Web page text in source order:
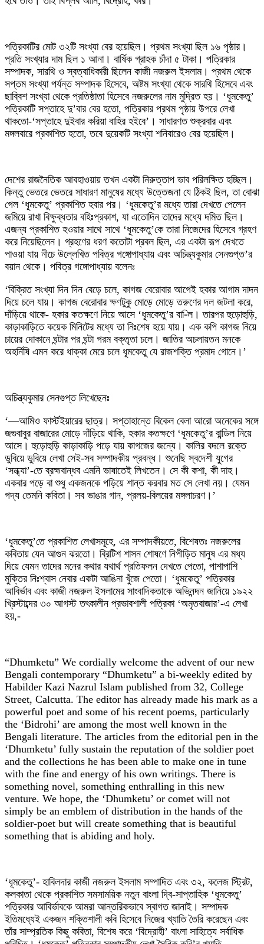
পত্রিকাটির মোট ৩২টি সংখ্যা বের হয়েছিল। প্রথম সংখ্যা ছিল ১৬ পৃষ্ঠার।
প্রতি সংখ্যার দাম ছিল ১ আনা। বার্ষিক গ্রাহক চাঁদা ৫ টাকা। পত্রিকার
সম্পাদক, সারথি ও স্বত্বাধিকারী ছিলেন কাজী নজরুল ইসলাম। প্রথম থেকে
সপ্তম সংখ্যা পর্যন্ত সম্পাদক হিসেবে, অষ্টম সংখ্যা থেকে সারথি হিসেবে এবং
ছাব্বিশ সংখ্যা থেকে প্রতিষ্ঠাতা হিসেবে নজরুলের নাম মুদ্রিত হয়। ‘ধূমকেতু’
পত্রিকাটি সপ্তাহে দু’বার বের হতো, পত্রিকার প্রথম পৃষ্ঠায় উপরে লেখা
থাকতো-‘সপ্তাহে দুইবার করিয়া বাহির হইবে’। সাধারণত শুক্রবার এবং
মঙ্গলবারে প্রকাশিত হতো, তবে দুয়েকটি সংখ্যা শনিবারেও বের হয়েছিল।
দেশের রাজনৈতিক আবহাওয়ায় তখন একটা নিরুত্তাপ ভাব পরিলক্ষিত হচ্ছিল।
কিন্তু ভেতরে ভেতরে সাধারণ মানুষের মধ্যে উত্তেজনা যে ঠিকই ছিল, তা বোঝা
গেল ‘ধূমকেতু’ প্রকাশিত হবার পর। ‘ধূমকেতু’র মধ্যে তারা দেখতে পেলেন
জমিয়ে রাখা বিক্ষুব্ধতার বহিঃপ্রকাশ, যা এতোদিন তাদের মধ্যে দমিত ছিল।
এজন্য প্রকাশিত হওয়ার সাথে সাথে ‘ধূমকেতু’কে তারা নিজেদের হিসেবে গ্রহণ
করে নিয়েছিলেন। গ্রহণের ধরণ কতোটা প্রবল ছিল, এর একটা রূপ দেখতে
পাওয়া যায় নীচে উল্লেখিত পবিত্র গঙ্গোপাধ্যায় এবং অচিন্ত্যকুমার সেনগুপ্ত’র
বয়ান থেকে। পবিত্র গঙ্গোপাধ্যায় বলেনঃ
‘বিক্রিত সংখ্যা দিন দিন বেড়ে চলে, কাগজ বেরোবার আগেই হকার আগাম দাদন
দিয়ে চলে যায়। কাগজ বেরোবার ক্ষণটুকু মোড়ে মোড়ে তরুণের দল জটলা করে,
দাঁড়িয়ে থাকে- হকার কতক্ষণে নিয়ে আসে ‘ধূমকেতু’র বা-িল। তারপর হুড়োহুড়ি,
কাড়াকাড়িতে কয়েক মিনিটের মধ্যে তা নিঃশেষ হয়ে যায়। এক কপি কাগজ নিয়ে
চায়ের দোকানে ঘন্টার পর ঘন্টা গরম বক্তৃতা চলে। জাতির অচলায়তন মনকে
অহর্নিষি এমন করে ধাক্কা মেরে চলে ধূমকেতু যে রাজশক্তি প্রমাদ গোনে।’
অচিন্ত্যকুমার সেনগুপ্ত লিখেছেনঃ
‘—আমিও ফার্স্টইয়ারের ছাত্র। সপ্তাহান্তে বিকেল বেলা আরো অনেকের সঙ্গে
জগুবাবুর বাজারের মোড়ে দাঁড়িয়ে থাকি, হকার কতক্ষণে ‘ধূমকেতু’র বান্ডিল নিয়ে
আসে। হুড়োহুড়ি কাড়াকাড়ি পড়ে যায় কাগজের জন্যে। কালির বদলে রক্তে
ডুবিয়ে ডুবিয়ে লেখা সেই-সব সম্পাদকীয় প্রবন্ধ। শুনেছি স্বদেশী যুগের
‘সন্ধ্যা’-তে ব্রহ্মবান্ধব এমনি ভাষাতেই লিখতেন। সে কী কশা, কী দাহ।
একবার পড়ে বা শুধু একজনকে পড়িয়ে শান্ত করবার মত সে লেখা নয়। যেমন
গদ্য তেমনি কবিতা। সব ভাঙার গান, প্রলয়-বিলয়ের মঙ্গলাচরণ।’
‘ধূমকেতু’তে প্রকাশিত লেখাসমূহে, এর সম্পাদকীয়তে, বিশেষতঃ নজরুলের
কবিতায় যেন আগুন ঝরতো। ব্রিটিশ শাসন শোষণে নিপীড়িত মানুষ এর মধ্য
দিয়ে যেমন তাদের মনের কথার যথার্থ প্রতিফলন দেখতে পেতো, পাশাপাশি
মুক্তির নিঃশ্বাস নেবার একটা আঙিনা খুঁজে পেতো। ‘ধুমকেতু’ পত্রিকার
আবির্ভাব এবং কাজী নজরুল ইসলামের সাংবাদিকতাকে অভিনন্দন জানিয়ে ১৯২২
খ্রিস্টাব্দের ৩০ আগস্ট তৎকালীন প্রভাবশালী পত্রিকা ‘অমৃতবাজার’-এ লেখা
হয়,-
“Dhumketu” We cordially welcome the advent of our new
Bengali contemporary “Dhumketu” a bi-weekly edited by
Habilder Kazi Nazrul Islam published from 32, College
Street, Calcutta. The editor has already made his mark as a
powerful poet and some of his recent poems, particularly
the ‘Bidrohi’ are among the most well known in the
Bengali literature. The articles from the editorial pen in the
‘Dhumketu’ fully sustain the reputation of the soldier poet
and the collections he has been able to make one in tune
with the fine and energy of his own writings. There is
something novel, something enthralling in this new
venture. We hope, the ‘Dhumketu’ or comet will not
simply be an emblem of distribution in the hands of the
soldier-poet but will create something that is beautiful
something that is abiding and holy.
‘ধূমকেতু’- হাবিলদার কাজী নজরুল ইসলাম সম্পাদিত এবং ৩২, কলেজ স্ট্রিট,
কলকাতা থেকে প্রকাশিত সমসাময়িক নতুন বাংলা দ্বি-সাপ্তাহিক ‘ধূমকেতু’
পত্রিকার আবির্ভাবকে আমরা আন্তরিকভাবে স্বাগত জানাই। সম্পাদক
ইতিমধ্যেই একজন শক্তিশালী কবি হিসেবে নিজের খ্যাতি তৈরি করেছেন এবং
তাঁর সাম্প্রতিক কিছু কবিতা, বিশেষ করে ‘বিদ্রোহী’ বাংলা সাহিত্যে সর্বাধিক